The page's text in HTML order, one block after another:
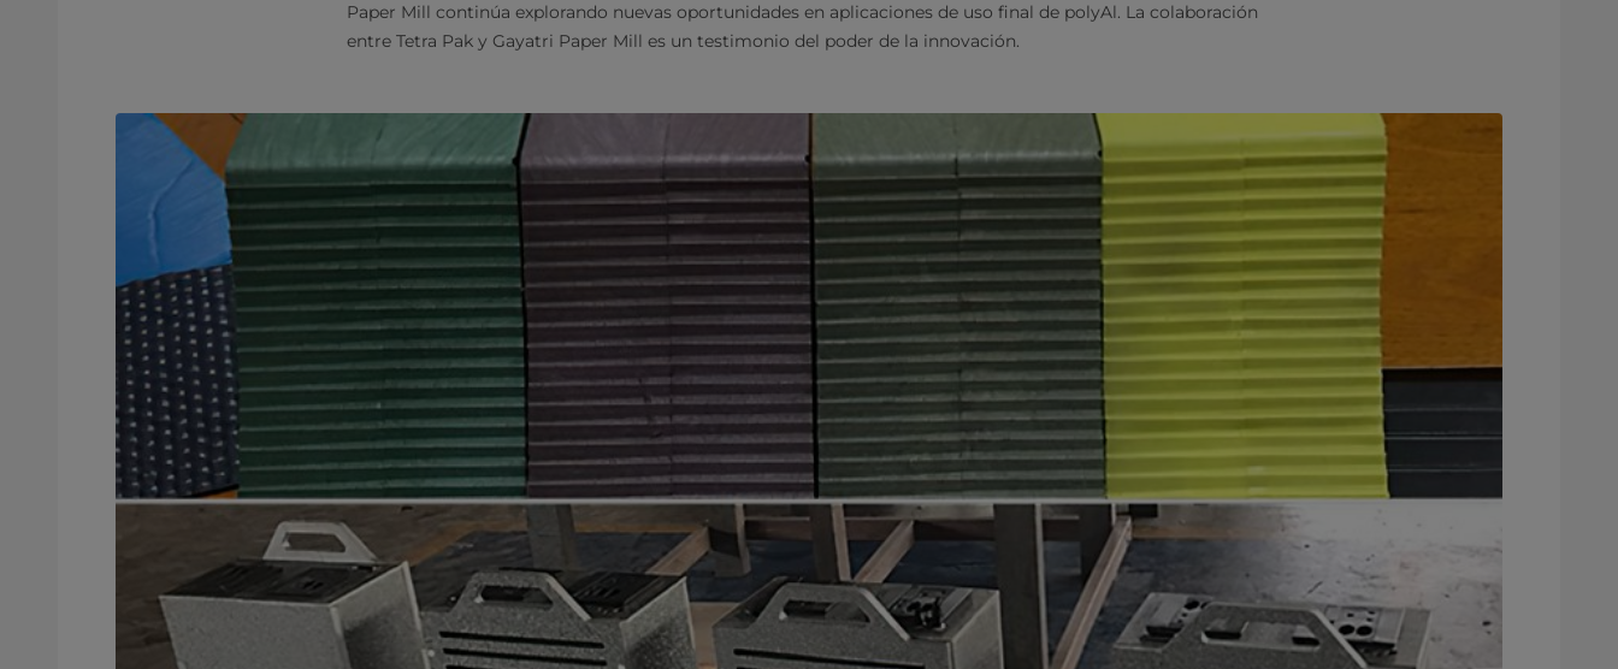
Paper Mill continúa explorando nuevas oportunidades en aplicaciones de uso final de polyAl. La colaboración
entre Tetra Pak y Gayatri Paper Mill es un testimonio del poder de la innovación.